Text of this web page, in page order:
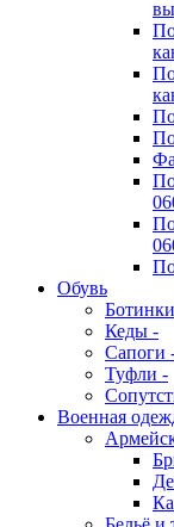
Обувь
Кеды -
Сапоги
Туфли -
Военная